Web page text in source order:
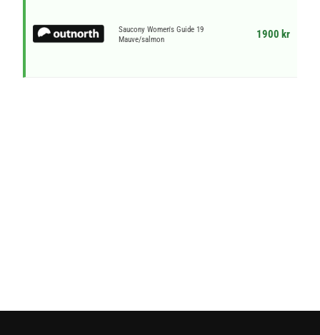
Saucony Women's Guide 19
Mauve/salmon
1900 kr